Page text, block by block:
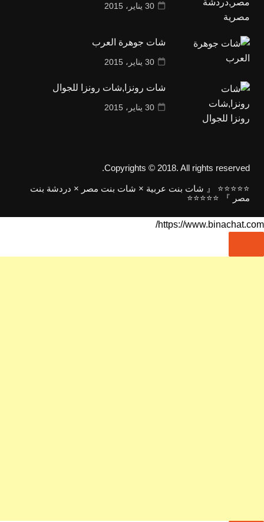
30 يناير، 2015
شات جوهرة العرب
30 يناير، 2015
شات رونزا,شات رونزا للجوال
30 يناير، 2015
Copyrights © 2018. All rights reserved.
⭐⭐⭐⭐⭐ 『 شات بنت عربية × شات بنت مصر × دردشة بنت
مصر 』 ⭐⭐⭐⭐⭐
https://www.binachat.com/